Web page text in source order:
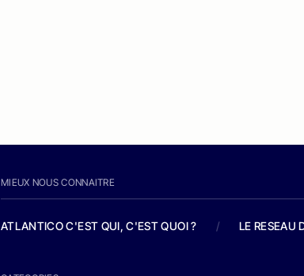
MIEUX NOUS CONNAITRE
ATLANTICO C'EST QUI, C'EST QUOI ? / LE RESEAU